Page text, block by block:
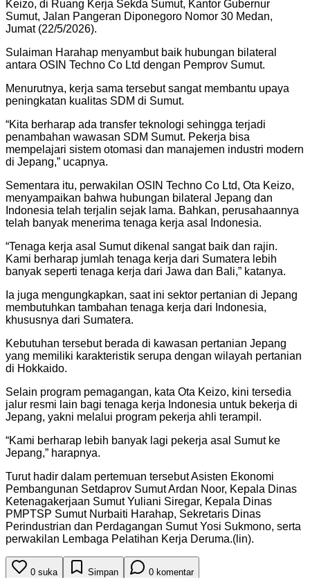
Keizo, di Ruang Kerja Sekda Sumut, Kantor Gubernur
Sumut, Jalan Pangeran Diponegoro Nomor 30 Medan,
Jumat (22/5/2026).
Sulaiman Harahap menyambut baik hubungan bilateral
antara OSIN Techno Co Ltd dengan Pemprov Sumut.
Menurutnya, kerja sama tersebut sangat membantu upaya
peningkatan kualitas SDM di Sumut.
“Kita berharap ada transfer teknologi sehingga terjadi
penambahan wawasan SDM Sumut. Pekerja bisa
mempelajari sistem otomasi dan manajemen industri modern
di Jepang,” ucapnya.
Sementara itu, perwakilan OSIN Techno Co Ltd, Ota Keizo,
menyampaikan bahwa hubungan bilateral Jepang dan
Indonesia telah terjalin sejak lama. Bahkan, perusahaannya
telah banyak menerima tenaga kerja asal Indonesia.
“Tenaga kerja asal Sumut dikenal sangat baik dan rajin.
Kami berharap jumlah tenaga kerja dari Sumatera lebih
banyak seperti tenaga kerja dari Jawa dan Bali,” katanya.
Ia juga mengungkapkan, saat ini sektor pertanian di Jepang
membutuhkan tambahan tenaga kerja dari Indonesia,
khususnya dari Sumatera.
Kebutuhan tersebut berada di kawasan pertanian Jepang
yang memiliki karakteristik serupa dengan wilayah pertanian
di Hokkaido.
Selain program pemagangan, kata Ota Keizo, kini tersedia
jalur resmi lain bagi tenaga kerja Indonesia untuk bekerja di
Jepang, yakni melalui program pekerja ahli terampil.
“Kami berharap lebih banyak lagi pekerja asal Sumut ke
Jepang,” harapnya.
Turut hadir dalam pertemuan tersebut Asisten Ekonomi
Pembangunan Setdaprov Sumut Ardan Noor, Kepala Dinas
Ketenagakerjaan Sumut Yuliani Siregar, Kepala Dinas
PMPTSP Sumut Nurbaiti Harahap, Sekretaris Dinas
Perindustrian dan Perdagangan Sumut Yosi Sukmono, serta
perwakilan Lembaga Pelatihan Kerja Deruma.(lin).
0 suka Simpan 0 komentar